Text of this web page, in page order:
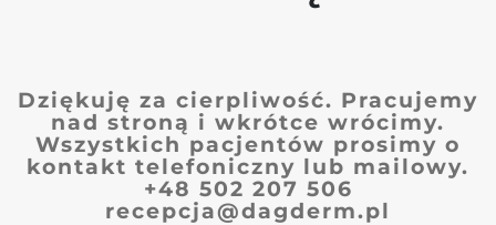
Dziękuję za cierpliwość. Pracujemy
nad stroną i wkrótce wrócimy.
Wszystkich pacjentów prosimy o
kontakt telefoniczny lub mailowy.
+48 502 207 506
recepcja@dagderm.pl